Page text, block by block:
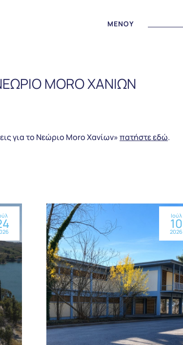
MENOY
MORO XΑΝΙΩΝ
για το Νεώριο Moro Xανίων»πατήστε εδώ.
Ιούλ
10
2026